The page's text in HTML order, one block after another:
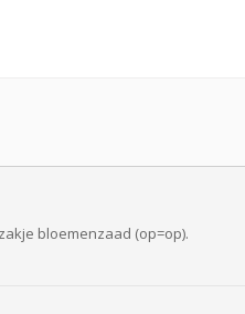
bloemenzaad (op=op).